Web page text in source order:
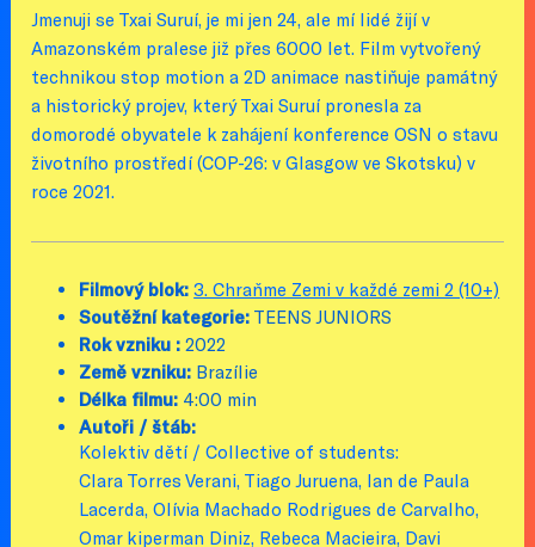
Jmenuji se Txai Suruí, je mi jen 24, ale mí lidé žijí v
Amazonském pralese již přes 6000 let. Film vytvořený
technikou stop motion a 2D animace nastiňuje památný
a historický projev, který Txai Suruí pronesla za
domorodé obyvatele k zahájení konference OSN o stavu
životního prostředí (COP-26: v Glasgow ve Skotsku) v
roce 2021.
Filmový blok:3. Chraňme Zemi v každé zemi 2 (10+)
Soutěžní kategorie: TEENS JUNIORS
Rok vzniku : 2022
Země vzniku: Brazílie
Délka filmu: 4:00 min
Autoři / štáb:
Kolektiv dětí / Collective of students:
Clara Torres Verani, Tiago Juruena, Ian de Paula
Lacerda, Olívia Machado Rodrigues de Carvalho,
Omar kiperman Diniz, Rebeca Macieira, Davi